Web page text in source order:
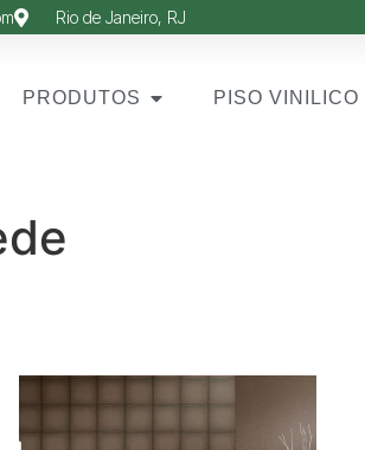
Rio de Janeiro, RJ
PRODUTOS PISO VINILICO